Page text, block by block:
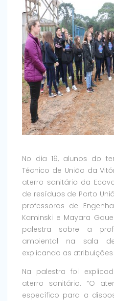
No dia 19, alunos do
Técnico de União da
aterro sanitário da
de resíduos de Porto
professoras de
Kaminski e Mayara
palestra sobre a
ambiental na sala
explicando as
Na palestra foi
aterro sanitário. “O
específico para a